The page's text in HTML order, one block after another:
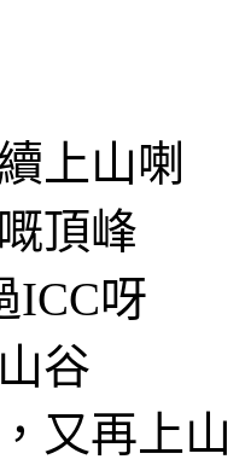
上山喇
頂峰
ICC呀
谷
又再上山